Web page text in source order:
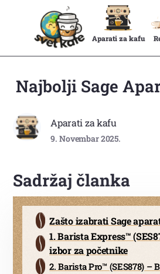
Aparati za kafu
Najbolji Sage
Aparati za kafu
9. Novembar 2025.
Sadržaj članka
Zašto izabrati Sage
1. Barista Express™
izbor za početnike
2. Barista Pro™ (SES878) –